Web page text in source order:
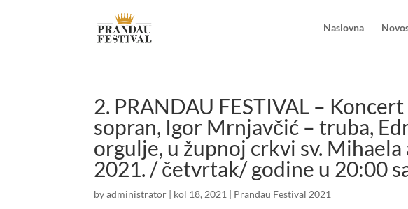
Naslovna
2. PRANDAU FESTIVAL –
sopran, Igor Mrnjavčić – truba,
orgulje, u župnoj crkvi sv.
2021. / četvrtak/ godine u 20:00
byadministrator | kol 18, 2021 | Prandau Festival 2021